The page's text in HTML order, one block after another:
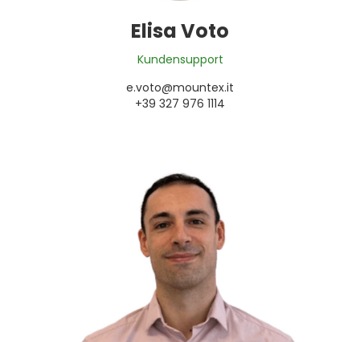
Elisa Voto
Kundensupport
e.voto@mountex.it
+39 327 976 1114